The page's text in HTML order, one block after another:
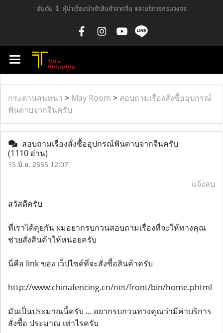
อันดับ 1 ผู้นำเรื่องนำเข้าสินค้าจากจีน และบริการครบวงจร
กระดานสนทนา > May Room > สอบถามเรื่องสั่งซื้ออุปกรณ์
ฟันดาบจากจีนครับ
สอบถามเรื่องสั่งซื้ออุปกรณ์ฟันดาบจากจีนครับ
(1110 อ่าน)
15 มิ.ย. 2555 12:07
แจ้งลบ
สวัสดีครับ
ที่เราได้คุยกัน ผมอยากรบกวนสอบถามเรื่องที่จะให้ทางคุณ
ช่วยสั่งสินค้าให้หน่อยครับ
นี่คือ link ของ เว็ปไซด์ที่จะสั่งซื้อสินค้าครับ
http://www.chinafencing.cn/net/front/bin/home.phtml
มันเป็นประมาณนี้ครับ ... อยากรบกวนทางคุณว่ามีค่าบริการ
สั่งซื้อ ประมาณ เท่าไรครับ